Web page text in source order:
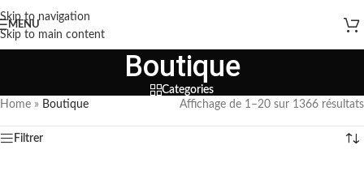
Skip to navigation
Skip to main content
MENU
Boutique
Categories
Home » Boutique Affichage de 1–20 sur 1366 résultats
Filtrer